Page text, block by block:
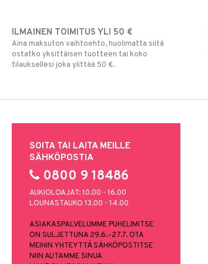
ILMAINEN TOIMITUS YLI 50 €
Aina maksuton vaihtoehto, huolimatta siitä
ostatko yksittäisen tuotteen tai koko
tilauksellesi joka ylittää 50 €.
SOITA TAI LAITA MEILLE
SÄHKÖPOSTIA
0800 9 18486
AUKIOLOAJAT: 10.00 - 16.00
LOUNASTAUKO 13.00 - 14.00
ASIAKASPALVELUMME PUHELIMITSE
ON SULJETTUNA 29.6.–27.7. OTA
MEIHIN YHTEYTTÄ SÄHKÖPOSTITSE
NIIN AUTAMME SINUA